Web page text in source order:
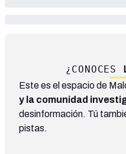
¿CONOCES
Este es el espacio de
y la comunidad
desinformación. Tú
pistas.